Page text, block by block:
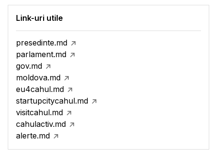
Link-uri utile
presedinte.md
parlament.md
gov.md
moldova.md
eu4cahul.md
startupcitycahul.md
visitcahul.md
cahulactiv.md
alerte.md